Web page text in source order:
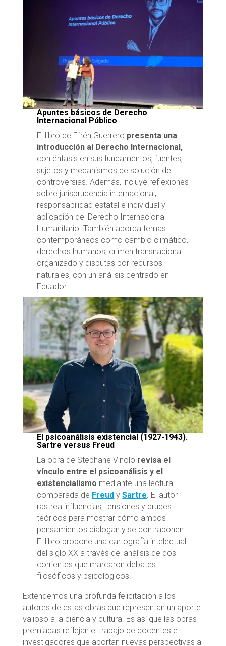
Apuntes básicos de Derecho
Internacional Público
El libro de Efrén Guerrero presenta una
introducción al Derecho Internacional,
con énfasis en sus fundamentos, fuentes,
sujetos y mecanismos de solución de
controversias. Además, incluye reflexiones
sobre jurisprudencia internacional,
responsabilidad estatal e individual y
aplicación del Derecho Internacional
Humanitario. También aborda temas
contemporáneos como cambio climático,
derechos humanos, crimen transnacional
organizado y disputas por recursos
naturales, con un análisis centrado en
Ecuador.
El psicoanálisis existencial (1927-1943).
Sartre versus Freud
La obra de Stephane Vinolo revisa el
vínculo entre el psicoanálisis y el
existencialismo mediante una lectura
comparada de Freud ySartre. El autor
rastrea influencias, tensiones y cruces
teóricos para mostrar cómo ambos
pensamientos dialogan y se contraponen.
El libro propone una cartografía intelectual
del siglo XX a través del análisis de dos
corrientes que marcaron debates
filosóficos y psicológicos.
Extendemos una profunda felicitación a los
autores de estas obras que representan un aporte
valioso a la ciencia y cultura. Es así que las obras
premiadas reflejan el trabajo de docentes e
investigadores que aportan nuevas perspectivas a